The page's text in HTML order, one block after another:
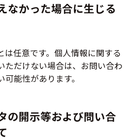
なかった場合に生じる
は任意です。個人情報に関する
ただけない場合は、お問い合わ
可能性があります。
の開示等および問い合